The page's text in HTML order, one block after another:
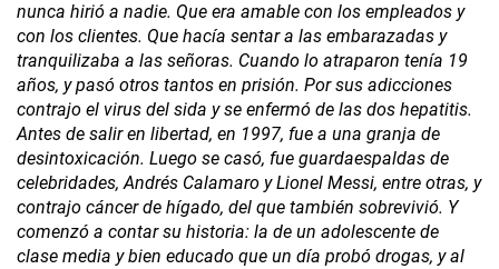
nunca hirió a nadie. Que era amable con los empleados y
con los clientes. Que hacía sentar a las embarazadas y
tranquilizaba a las señoras. Cuando lo atraparon tenía 19
años, y pasó otros tantos en prisión. Por sus adicciones
contrajo el virus del sida y se enfermó de las dos hepatitis.
Antes de salir en libertad, en 1997, fue a una granja de
desintoxicación. Luego se casó, fue guardaespaldas de
celebridades, Andrés Calamaro y Lionel Messi, entre otras, y
contrajo cáncer de hígado, del que también sobrevivió. Y
comenzó a contar su historia: la de un adolescente de
clase media y bien educado que un día probó drogas, y al